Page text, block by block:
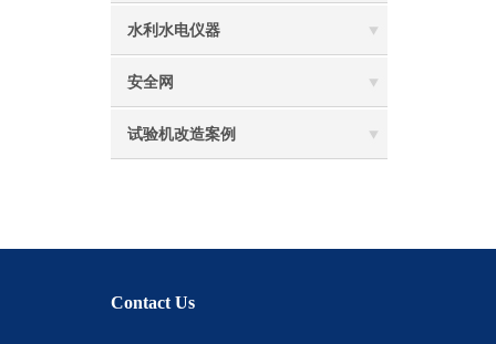
水利水电仪器
安全网
试验机改造案例
Contact Us